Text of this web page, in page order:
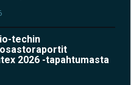
techin
2026 -tapahtumasta